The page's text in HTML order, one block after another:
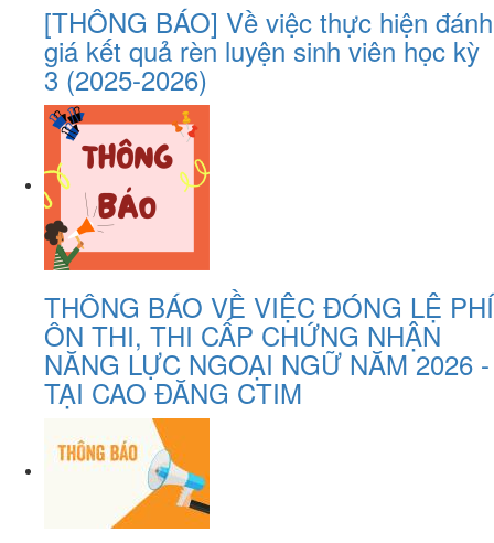
[THÔNG BÁO] Về việc thực hiện đánh
giá kết quả rèn luyện sinh viên học kỳ
3 (2025-2026)
THÔNG BÁO VỀ VIỆC ĐÓNG LỆ PHÍ
ÔN THI, THI CẤP CHỨNG NHẬN
NĂNG LỰC NGOẠI NGỮ NĂM 2026 -
TẠI CAO ĐĂNG CTIM